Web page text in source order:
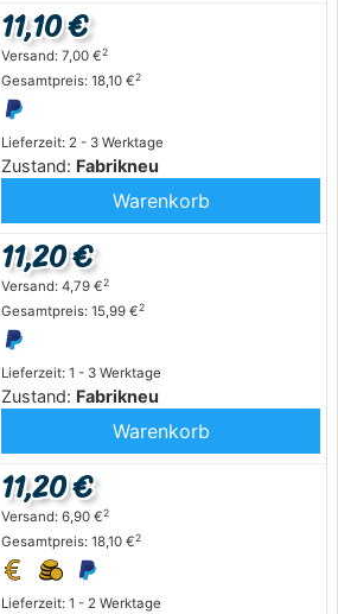
Lieferzeit: 2 - 3 Werktage
Zustand: Fabrikneu
11,10 €
Versand: 7,00 €2
Gesamtpreis: 18,10 €2
Warenkorb
Lieferzeit: 1 - 3 Werktage
Zustand: Fabrikneu
11,20 €
Versand: 4,79 €2
Gesamtpreis: 15,99 €2
Warenkorb
Lieferzeit: 1 - 2 Werktage
11,20 €
Versand: 6,90 €2
Gesamtpreis: 18,10 €2